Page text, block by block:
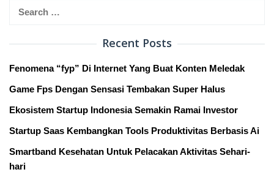
Recent Posts
Fenomena “fyp” Di Internet Yang Buat Konten Meledak
Game Fps Dengan Sensasi Tembakan Super Halus
Ekosistem Startup Indonesia Semakin Ramai Investor
Startup Saas Kembangkan Tools Produktivitas Berbasis Ai
Smartband Kesehatan Untuk Pelacakan Aktivitas Sehari-
hari